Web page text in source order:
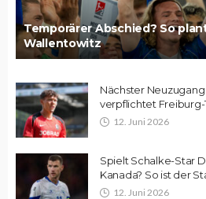
Temporärer Abschied? So
Wallentowitz
Nächster
verpflichtet Freiburg-
12. Juni 2026
Spielt Schalke-Star
Kanada? So ist der
12. Juni 2026